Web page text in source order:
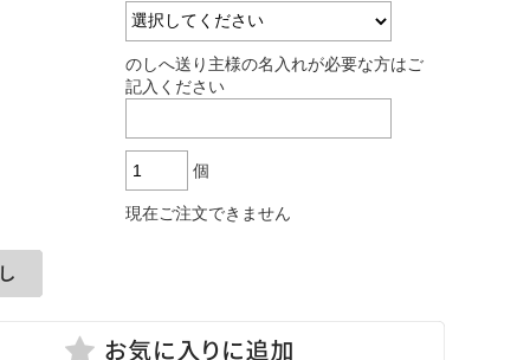
のしへ送り主様の名入れが必要な方はご
記入ください
個
現在ご注文できません